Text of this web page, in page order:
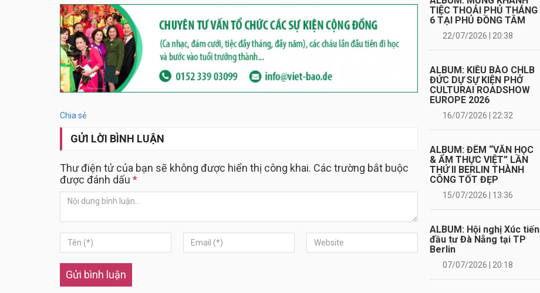
Chia sẻ
GỬI LỜI BÌNH LUẬN
Thư điện tử của bạn sẽ không được hiển thị công khai. Các trường bắt buộc
được đánh dấu *
Gửi bình luận
TIỆC THOẢI PHỦ THÁNG
6 TẠI PHỦ ĐỒNG TÂM
22/07/2026 | 20:38
ALBUM: KIỀU BÀO CHLB
ĐỨC DỰ SỰ KIỆN PHỞ
CULTURAI ROADSHOW
EUROPE 2026
16/07/2026 | 22:32
ALBUM: ĐÊM “VĂN HỌC
& ẨM THỰC VIỆT” LẦN
THỨ II BERLIN THÀNH
CÔNG TỐT ĐẸP
15/07/2026 | 13:36
ALBUM: Hội nghị Xúc tiến
đầu tư Đà Nẵng tại TP
Berlin
07/07/2026 | 20:18